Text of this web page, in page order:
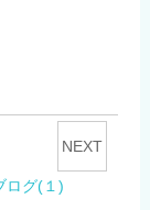
NEXT
ログ(１)